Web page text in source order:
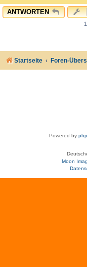
ANTWORTEN
Startseite Foren-
Powered by
Moon